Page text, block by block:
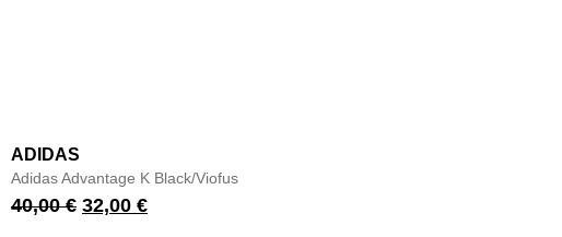
ADIDAS
Adidas Advantage K Black/Viofus
40,00€ 32,00 €